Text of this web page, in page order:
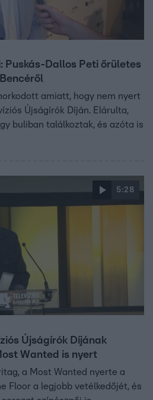
Puskás-Dallos Peti őrületes
amiatt, hogy nem nyert
Újságírók Díján. Elárulta,
buliban találkoztak, és azóta is
5:28
Újságírók Díjának
Wanted is nyert
a Most Wanted nyerte a
Floor a legjobb vetélkedőjét, és